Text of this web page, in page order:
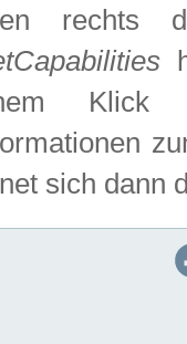
rechts
Klick
sich dann